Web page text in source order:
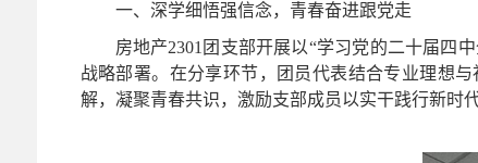
一、深学细悟强信念，青春奋进跟党走
房地产2301 团支部开展以“学习党的二十届四
战略部署。在分享环节，团员代表结合专业理想
解，凝聚青春共识，激励支部成员以实干践行新时